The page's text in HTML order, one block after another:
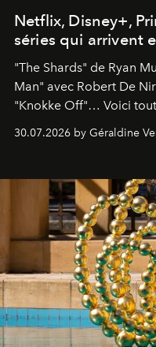
Netflix, Disney+,
séries qui arrivent
"The Shards" de Ryan
Man" avec Robert De
"Knokke Off"… Voici
30.07.2026 by Géraldine